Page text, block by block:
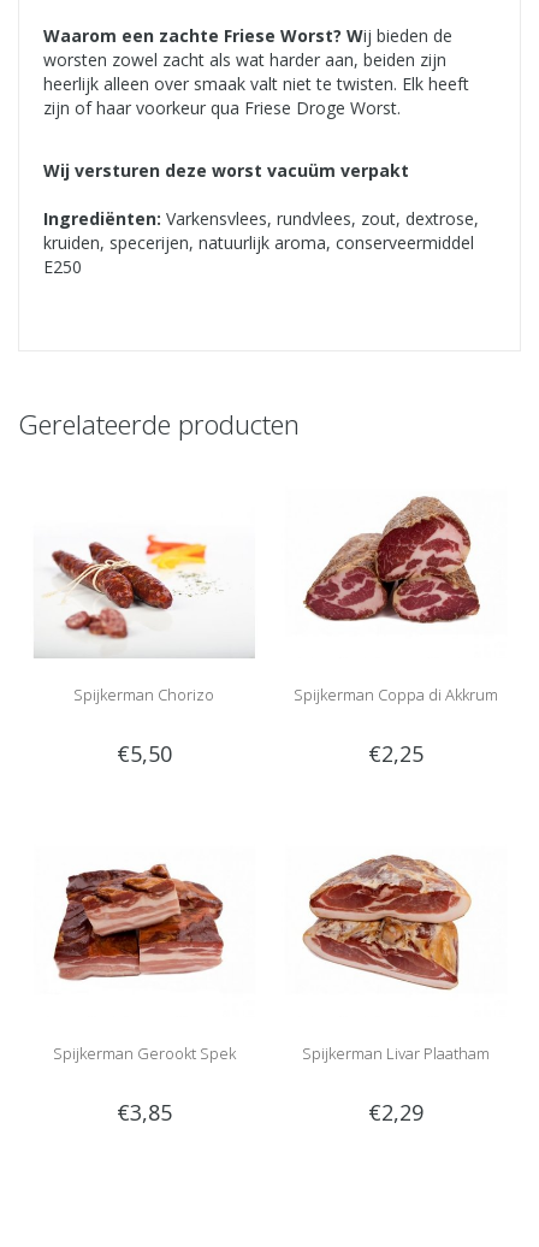
Waarom een zachte Friese Worst? Wij bieden de
worsten zowel zacht als wat harder aan, beiden zijn
heerlijk alleen over smaak valt niet te twisten. Elk heeft
zijn of haar voorkeur qua Friese Droge Worst.
Wij versturen deze worst vacuüm verpakt
Ingrediënten: Varkensvlees, rundvlees, zout, dextrose,
kruiden, specerijen, natuurlijk aroma, conserveermiddel
E250
Gerelateerde producten
Spijkerman Chorizo
€5,50
Spijkerman Coppa di Akkrum
€2,25
Spijkerman Gerookt Spek
€3,85
Spijkerman Livar Plaatham
€2,29